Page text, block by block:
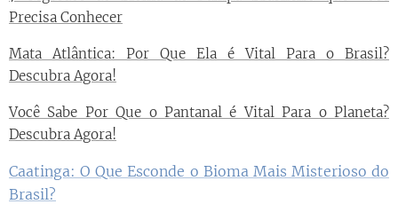
Precisa Conhecer
Mata Atlântica: Por Que Ela é Vital Para o Brasil?
Descubra Agora!
Você Sabe Por Que o Pantanal é Vital Para o Planeta?
Descubra Agora!
Caatinga: O Que Esconde o Bioma Mais Misterioso do
Brasil?